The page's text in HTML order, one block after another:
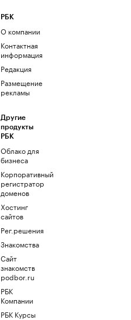
РБК
О компании
Контактная
информация
Редакция
Размещение
рекламы
Другие
продукты
РБК
Облако для
бизнеса
Корпоративный
регистратор
доменов
Хостинг
сайтов
Рег.решения
Знакомства
Сайт
знакомств
podbor.ru
РБК
Компании
РБК Курсы